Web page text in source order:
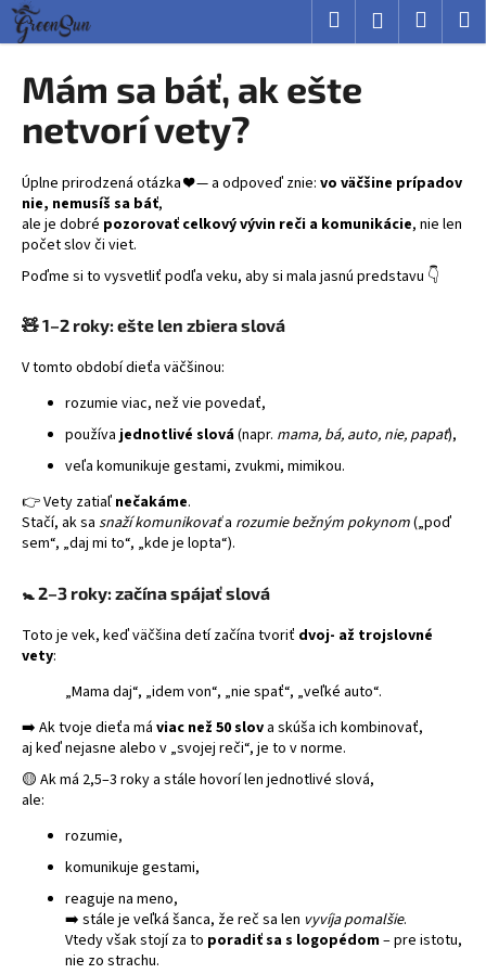
Prejsť
obsah
Hľadať Prihlásenie
Mám sa báť, ak ešte
netvorí vety?
Úplne prirodzená otázka ❤️ — a odpoveď znie: vo väčšine prípadov
nie, nemusíš sa báť,
ale je dobré pozorovať celkový vývin reči a komunikácie, nie len
počet slov či viet.
Poďme si to vysvetliť podľa veku, aby si mala jasnú predstavu 👇
🧸1–2 roky: ešte len zbiera slová
V tomto období dieťa väčšinou:
rozumie viac, než vie povedať,
používajednotlivé slová(napr. mama, bá, auto, nie, papať),
veľa komunikuje gestami, zvukmi, mimikou.
👉 Vety zatiaľ nečakáme.
Stačí, ak sa snaží komunikovaťa rozumie bežným pokynom(„poď
sem“, „daj mi to“, „kde je lopta“).
🚼2–3 roky: začína spájať slová
Toto je vek, keď väčšina detí začína tvoriť dvoj- až trojslovné
vety:
„Mama daj“, „idem von“, „nie spať“, „veľké auto“.
➡️ Ak tvoje dieťa má viac než 50 slov a skúša ich kombinovať,
aj keď nejasne alebo v „svojej reči“, je to v norme.
🟡 Ak má 2,5–3 roky a stále hovorí len jednotlivé slová,
ale:
rozumie,
komunikuje gestami,
reaguje na meno,
➡️ stále je veľká šanca, že reč sa len vyvíja pomalšie.
Vtedy však stojí za to poradiť sa s logopédom– pre istotu,
nie zo strachu.
K
o
Č
o
p
o
t
r
e
b
j
á
j
ť
?
HĽADAŤ